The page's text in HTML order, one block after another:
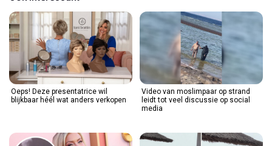
Oeps! Deze presentatrice wil
blijkbaar héél wat anders verkopen
Video van moslimpaar op strand
leidt tot veel discussie op social
media